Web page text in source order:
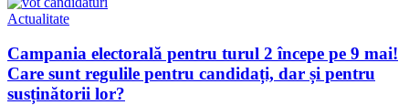
Actualitate
Campania electorală pentru turul 2 începe pe 9 mai!
Care sunt regulile pentru candidați, dar și pentru
susținătorii lor?